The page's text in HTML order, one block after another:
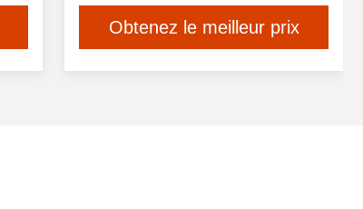
Obtenez le meilleur prix